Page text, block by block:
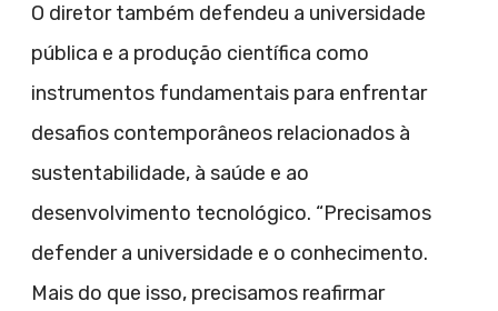
O diretor também defendeu a universidade
pública e a produção científica como
instrumentos fundamentais para enfrentar
desafios contemporâneos relacionados à
sustentabilidade, à saúde e ao
desenvolvimento tecnológico. “Precisamos
defender a universidade e o conhecimento.
Mais do que isso, precisamos reafirmar